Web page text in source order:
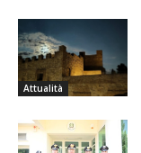
Attualità